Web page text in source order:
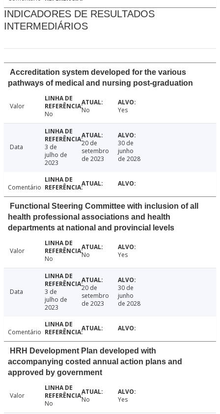
INDICADORES DE RESULTADOS
INTERMEDIÁRIOS
Accreditation system developed for the various
pathways of medical and nursing post-graduation
Valor
No
No Yes
Data
3 de
julho de
2023
20 de
setembro
de 2023
30 de
junho
de 2028
Comentário
Functional Steering Committee with inclusion of all
health professional associations and health
departments at national and provincial levels
Valor
No
No Yes
Data
3 de
julho de
2023
20 de
setembro
de 2023
30 de
junho
de 2028
Comentário
HRH Development Plan developed with
accompanying costed annual action plans and
approved by government
Valor
No
No Yes